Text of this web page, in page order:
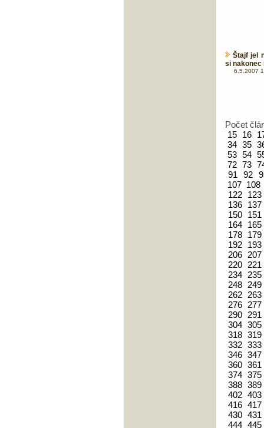
Štajf jel
si nakonec
6.5.2007
Počet
15 16
34 35
53 54
72 73
91
92
107 108
122
123
136
137
150
151
164
165
178
179
192
193
206 207
220
221
234
235
248
249
262
263
276
277
290
291
304 305
318 319
332 333
346 347
360 361
374 375
388 389
402 403
416 417
430 431
444 445